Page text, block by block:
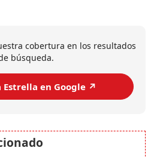
cobertura en los resultados
búsqueda.
Estrella en Google ↗️